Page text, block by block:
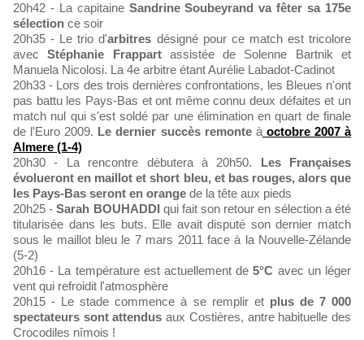
20h42 - La capitaine Sandrine Soubeyrand va fêter sa 175e
sélection ce soir
20h35 - Le trio d'arbitres désigné pour ce match est tricolore
avecStéphanie Frappartassistée de Solenne Bartnik et
Manuela Nicolosi. La 4e arbitre étant Aurélie Labadot-Cadinot
20h33 - Lors des trois dernières confrontations, les Bleues n'ont
pas battu les Pays-Bas et ont même connu deux défaites et un
match nul qui s'est soldé par une élimination en quart de finale
de l'Euro 2009. Le dernier succès remonteàoctobre 2007 à
Almere (1-4)
20h30 - La rencontre débutera à 20h50. Les Françaises
évolueront en maillot et short bleu, et bas rouges, alors que
les Pays-Bas seront en orange de la tête aux pieds
20h25 -Sarah BOUHADDI qui fait son retour en sélection a été
titularisée dans les buts. Elle avait disputé son dernier match
sous le maillot bleu le 7 mars 2011 face à la Nouvelle-Zélande
(5-2)
20h16 - La température est actuellement de5°C avec un léger
vent qui refroidit l'atmosphère
20h15 - Le stade commence à se remplir etplus de 7 000
spectateurs sont attendusaux Costières, antre habituelle des
Crocodiles nîmois !